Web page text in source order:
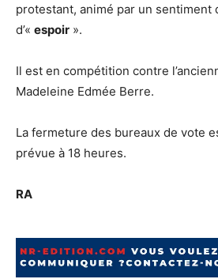
protestant, animé par un sentiment
d’« espoir ».
Il est en compétition contre
Madeleine Edmée Berre.
La fermeture des bureaux de vote
prévue à 18 heures.
RA